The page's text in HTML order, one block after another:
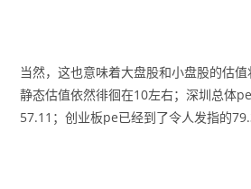
当然，这也意味着大盘股和小盘股的估
静态估值依然徘徊在10左右；深圳总体
57.11；创业板pe已经到了令人发指的